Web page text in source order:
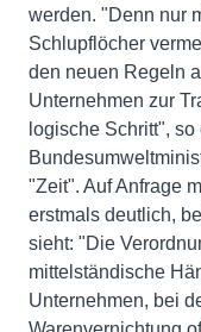
werden. "Denn nur
Schlupflöcher
den neuen Regeln
Unternehmen zur
logische Schritt",
"Zeit". Auf Anfrage
erstmals deutlich,
sieht: "Die
mittelständische
Unternehmen, bei